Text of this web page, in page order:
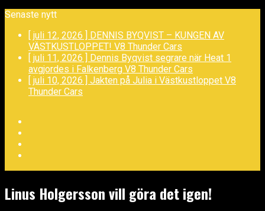
Senaste nytt
[ juli 12, 2026 ] DENNIS BYQVIST – KUNGEN AV
VÄSTKUSTLOPPET! V8 Thunder Cars
[ juli 11, 2026 ] Dennis Byqvist segrare när Heat 1
avgjordes i Falkenberg V8 Thunder Cars
[ juli 10, 2026 ] Jakten på Julia i Västkustloppet V8
Thunder Cars
Linus Holgersson vill göra det igen!